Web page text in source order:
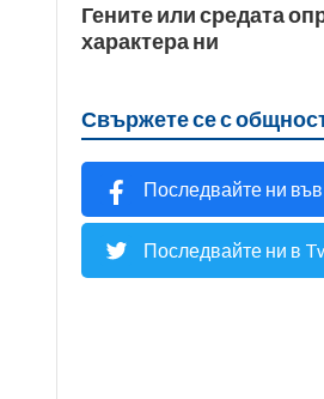
Гените или средата
характера ни
Свържете се с
Последвайте ни
Последвайте ни в